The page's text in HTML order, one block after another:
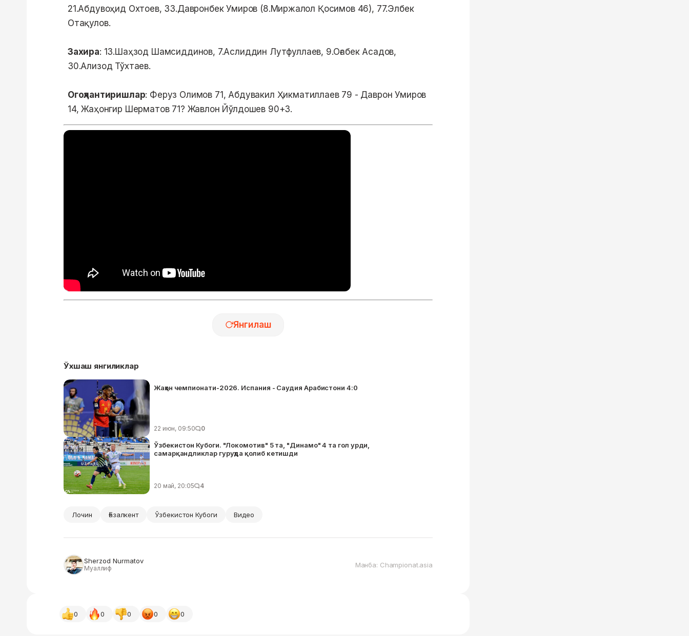
21.Абдувоҳид Охтоев, 33.Давронбек Умиров (8.Миржалол Қосимов 46), 77.Элбек
Отақулов.
Захира: 13.Шаҳзод Шамсиддинов, 7.Аслиддин Лутфуллаев, 9.Оғабек Асадов,
30.Ализод Тўхтаев.
Огоҳлантиришлар: Феруз Олимов 71, Абдувакил Ҳикматиллаев 79 - Даврон Умиров
14, Жаҳонгир Шерматов 71? Жавлон Йўлдошев 90+3.
Янгилаш
Ўхшаш янгиликлар
Жаҳон чемпионати-2026. Испания - Саудия Арабистони 4:0
22 июн, 09:50 0
Ўзбекистон Кубоги. "Локомотив" 5 та, "Динамо" 4 та гол урди,
самарқандликлар гуруҳда қолиб кетишди
20 май, 20:05 4
Лочин Ғазалкент Ўзбекистон Кубоги Видео
Sherzod Nurmatov
Муаллиф Манба: Championat.asia
0 0 0 0 0